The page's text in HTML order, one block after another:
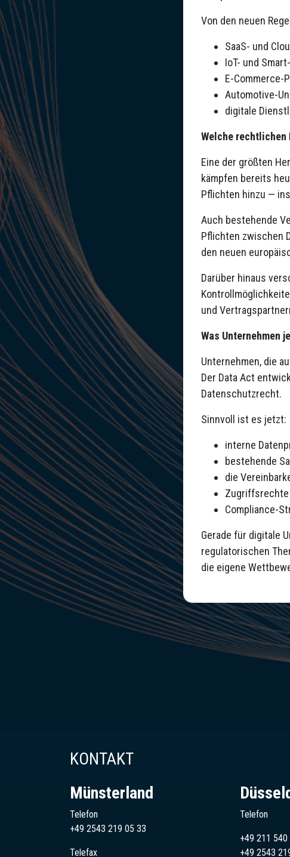
Von den neuen
SaaS- und
IoT- und
E-Commerce-
Automotive-
digitale
Welche
Eine der größten
kämpfen bereits
Pflichten hinzu —
Auch bestehende
Pflichten zwischen
den neuen
Darüber hinaus
und
Was Unternehmen
Unternehmen, die
Der Data Act
Datenschutzrecht.
Sinnvoll ist es jetzt:
interne
bestehende
die
Zugriffsrechte
Compliance-
Gerade für digitale
regulatorischen
die eigene
KONTAKT
Münsterland
Telefon
+49 2543 219 05 33
Telefax
Telefon
+49 211
+49 2543